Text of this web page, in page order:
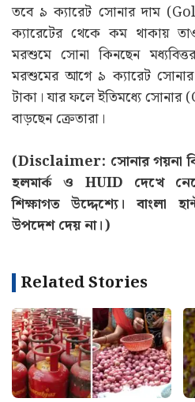
তবে ৯ ক্যারেট সোনার দাম
ক্যারেটের থেকে কম থাকায়
মরশুমে সোনা কিনছেন
মরশুমের আগে ৯ ক্যারেট
টাকা। যার ফলে ইতিমধ্যে
বাড়ছেন ক্রেতারা।
(Disclaimer: সোনার গয়না
হলমার্ক ও HUID দেখে
শিক্ষাগত উদ্দেশ্যে। বাংলা
উপদেশ দেয় না।)
Related Stories